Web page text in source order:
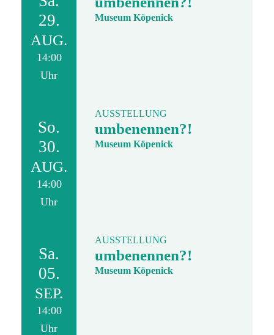
29.
AUG.
14:00
Uhr
Museum Köpenick
So.
30.
AUG.
14:00
Uhr
AUSSTELLUNG
umbenennen?!
Museum Köpenick
Sa.
05.
SEP.
14:00
Uhr
AUSSTELLUNG
umbenennen?!
Museum Köpenick